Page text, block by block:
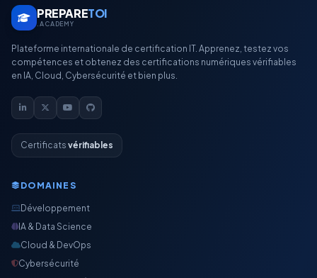
PREPARETOI
.ACADEMY
Plateforme internationale de certification IT. Apprenez, testez vos
compétences et obtenez des certifications numériques vérifiables
en IA, Cloud, Cybersécurité et bien plus.
Certificats vérifiables
DOMAINES
Développement
IA & Data Science
Cloud & DevOps
Cybersécurité